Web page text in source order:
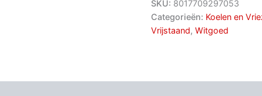
SKU: 8017709297053
Categorieën: Koelen en
Vrijstaand, Witgoed